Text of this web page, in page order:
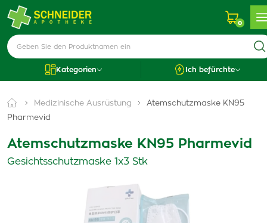
0
Kategorien Ich befürchte
Medizinische Ausrüstung
Atemschutzmaske KN95
Pharmevid
Atemschutzmaske KN95 Pharmevid
Gesichtsschutzmaske 1x3 Stk